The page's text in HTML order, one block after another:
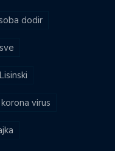
dodir
korona virus